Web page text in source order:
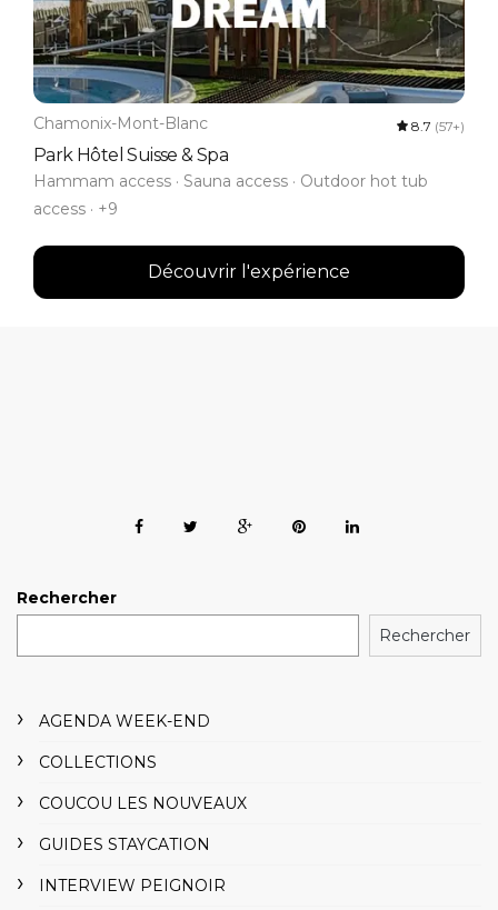
Chamonix-Mont-Blanc 8.7 (57+)
Park Hôtel Suisse & Spa
Hammam access · Sauna access · Outdoor hot tub
access · +9
Découvrir l'expérience
Rechercher
Rechercher
AGENDA WEEK-END
COLLECTIONS
COUCOU LES NOUVEAUX
GUIDES STAYCATION
INTERVIEW PEIGNOIR